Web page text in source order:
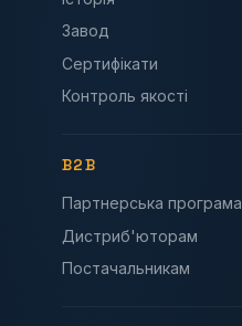
Завод
Сертифікати
Контроль якості
B2B
Партнерська програма
Дистриб'юторам
Постачальникам